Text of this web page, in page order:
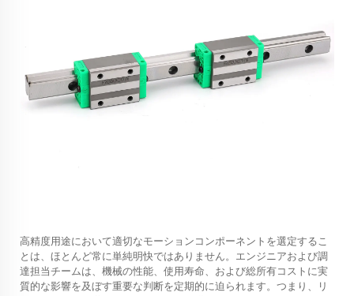
高精度用途において適切なモーションコンポーネントを選定するこ
とは、ほとんど常に単純明快ではありません。エンジニアおよび調
達担当チームは、機械の性能、使用寿命、および総所有コストに実
質的な影響を及ぼす重要な判断を定期的に迫られます。つまり、リ